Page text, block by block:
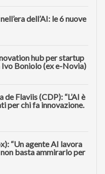
dell’AI: le 6 nuove
hub per startup
Ivo Boniolo (ex e-Novia)
Flaviis (CDP): “L’AI è
per chi fa innovazione.
“Un agente AI lavora
basta ammirarlo per